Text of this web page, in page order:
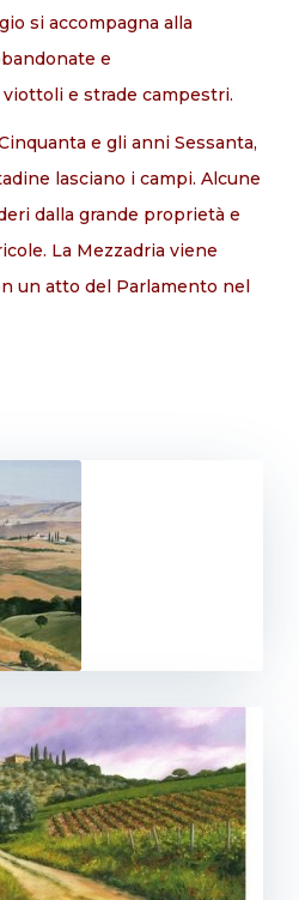
si accompagna alla
e
e strade campestri.
e gli anni Sessanta,
lasciano i campi. Alcune
dalla grande proprietà e
La Mezzadria viene
un atto del Parlamento nel